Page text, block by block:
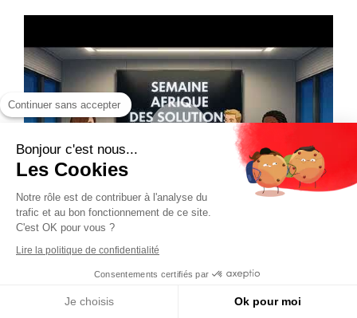
Continuer sans accepter
Bonjour c'est nous...
Les Cookies
Notre rôle est de contribuer à l'analyse du
trafic et au bon fonctionnement de ce site.
C'est OK pour vous ?
Lire la politique de confidentialité
Consentements certifiés par
Je choisis Ok pour moi